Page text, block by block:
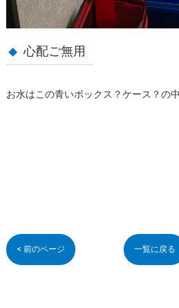
心配ご無用
お水はこの青いボックス？ケース？の
< 前のページ 一覧に戻る